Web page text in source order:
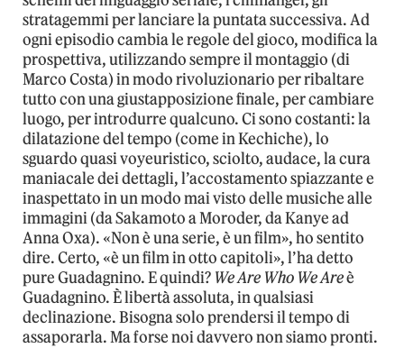
stratagemmi per lanciare la puntata successiva. Ad
ogni episodio cambia le regole del gioco, modifica la
prospettiva, utilizzando sempre il montaggio (di
Marco Costa) in modo rivoluzionario per ribaltare
tutto con una giustapposizione finale, per cambiare
luogo, per introdurre qualcuno. Ci sono costanti: la
dilatazione del tempo (come in Kechiche), lo
sguardo quasi voyeuristico, sciolto, audace, la cura
maniacale dei dettagli, l’accostamento spiazzante e
inaspettato in un modo mai visto delle musiche alle
immagini (da Sakamoto a Moroder, da Kanye ad
Anna Oxa). «Non è una serie, è un film», ho sentito
dire. Certo, «è un film in otto capitoli», l’ha detto
pure Guadagnino. E quindi? We Are Who We Areè
Guadagnino. È libertà assoluta, in qualsiasi
declinazione. Bisogna solo prendersi il tempo di
assaporarla. Ma forse noi davvero non siamo pronti.